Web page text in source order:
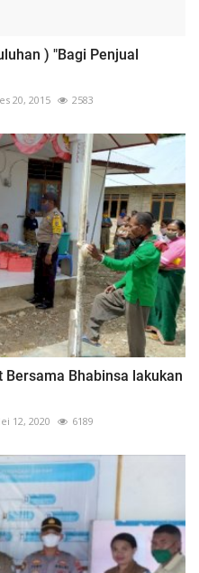
) "Bagi Penjual
20, 2015 2583
Bhabinsa lakukan
12, 2020 6189